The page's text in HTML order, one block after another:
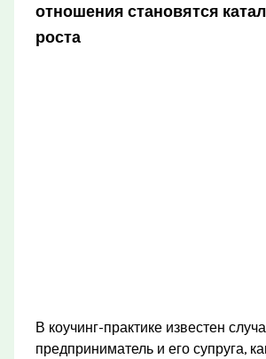
отношения становятся
роста
В коучинг-практике известен
предприниматель и его супруга,